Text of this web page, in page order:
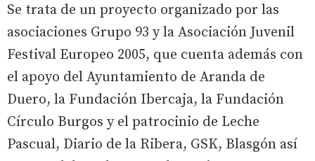
Se trata de un proyecto organizado por las
asociaciones Grupo 93 y la Asociación Juvenil
Festival Europeo 2005, que cuenta además con
el apoyo del Ayuntamiento de Aranda de
Duero, la Fundación Ibercaja, la Fundación
Círculo Burgos y el patrocinio de Leche
Pascual, Diario de la Ribera, GSK, Blasgón así